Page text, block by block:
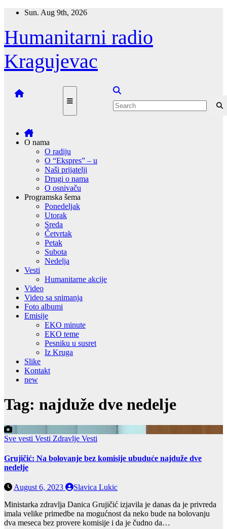
Skip
content
Sun. Aug 9th, 2026
Humanitarni radio
Kragujevac
O nama
O radiju
O “Ekspres” – u
Naši prijatelji
Drugi o nama
O osnivaču
Programska šema
Ponedeljak
Utorak
Sreda
Četvrtak
Petak
Subota
Nedelja
Vesti
Humanitarne akcije
Video
Video sa snimanja
Foto albumi
Emisije
EKO minute
EKO teme
Pesniku u susret
Iz Kruga
Slike
Kontakt
new
Tag: najduže dve nedelje
Sve vesti Vesti Zdravlje Vesti
Grujičić: Na bolovanje bez komisije ubuduće najduže dve
nedelje
August 6, 2023
Slavica Lukic
Ministarka zdravlja Danica Grujičić izjavila je danas da je privreda
imala velike primedbe na mogućnost da neko bude na bolovanju
dva meseca bez provere komisije i da je čudno da…